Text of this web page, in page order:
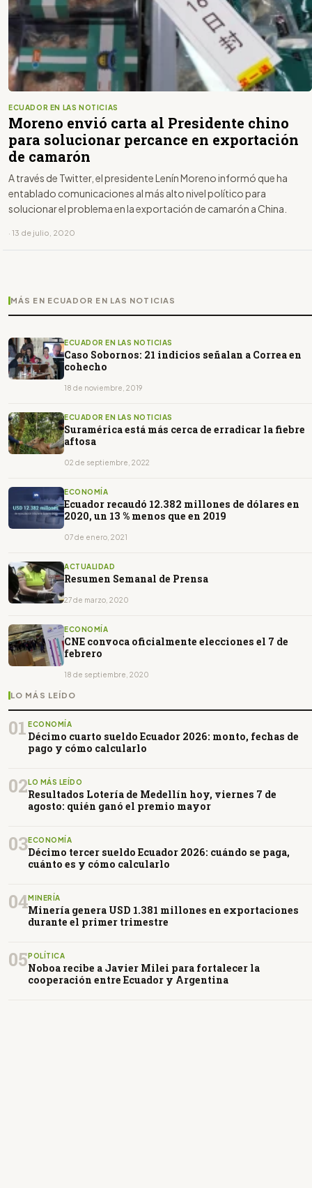
ECUADOR EN LAS NOTICIAS
Moreno envió carta al Presidente chino
para solucionar percance en exportación
de camarón
A través de Twitter, el presidente Lenín Moreno informó que ha
entablado comunicaciones al más alto nivel político para
solucionar el problema en la exportación de camarón a China.
· 13 de julio, 2020
MÁS EN ECUADOR EN LAS NOTICIAS
ECUADOR EN LAS NOTICIAS
Caso Sobornos: 21 indicios señalan a Correa en
cohecho
18 de noviembre, 2019
ECUADOR EN LAS NOTICIAS
Suramérica está más cerca de erradicar la fiebre
aftosa
02 de septiembre, 2022
ECONOMÍA
Ecuador recaudó 12.382 millones de dólares en
2020, un 13 % menos que en 2019
07 de enero, 2021
ACTUALIDAD
Resumen Semanal de Prensa
27 de marzo, 2020
ECONOMÍA
CNE convoca oficialmente elecciones el 7 de
febrero
18 de septiembre, 2020
LO MÁS LEÍDO
01 ECONOMÍA
Décimo cuarto sueldo Ecuador 2026: monto, fechas de
pago y cómo calcularlo
02LO MÁS LEÍDO
Resultados Lotería de Medellín hoy, viernes 7 de
agosto: quién ganó el premio mayor
03ECONOMÍA
Décimo tercer sueldo Ecuador 2026: cuándo se paga,
cuánto es y cómo calcularlo
04MINERÍA
Minería genera USD 1.381 millones en exportaciones
durante el primer trimestre
05POLÍTICA
Noboa recibe a Javier Milei para fortalecer la
cooperación entre Ecuador y Argentina